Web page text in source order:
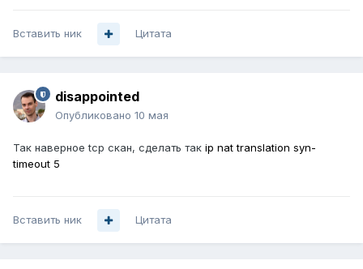
Вставить ник Цитата
disappointed
Опубликовано 10 мая
Так наверное tcp скан, сделать так ip nat translation syn-
timeout 5
Вставить ник Цитата